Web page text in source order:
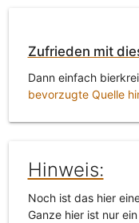
Zufrieden mit
Dann einfach
bevorzugte Quelle
Hinweis:
Noch ist das hier
Ganze hier ist nur